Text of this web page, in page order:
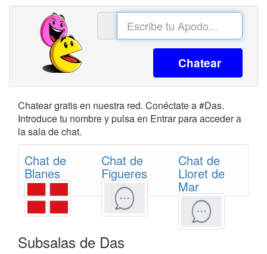
Chatear
Chatear gratis en nuestra red. Conéctate a #Das.
Introduce tu nombre y pulsa en Entrar para acceder a
la sala de chat.
Chat de
Blanes
Chat de
Figueres
Chat de
Lloret de
Mar
Subsalas de Das